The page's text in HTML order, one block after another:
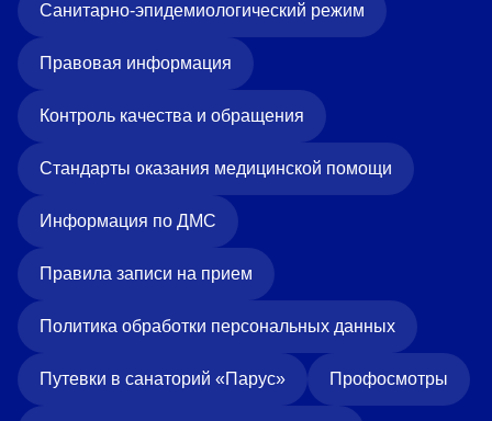
Санитарно-эпидемиологический режим
Правовая информация
Контроль качества и обращения
Стандарты оказания медицинской помощи
Информация по ДМС
Правила записи на прием
Политика обработки персональных данных
Путевки в санаторий «Парус» Профосмотры